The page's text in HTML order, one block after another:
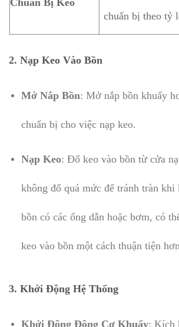
Chuẩn Bị Keo
chuẩn bị theo tỷ
2. Nạp Keo Vào Bồn
Mở Nắp Bồn: Mở nắp bồn khuấy
chuẩn bị cho việc nạp keo.
Nạp Keo: Đổ keo vào bồn từ cửa
không đổ quá mức để tránh tràn khi
bồn có các ống dẫn hoặc bơm, có
keo vào bồn một cách thuận tiện
3. Khởi Động Hệ Thống
Khởi Động Động Cơ Khuấy: Kích